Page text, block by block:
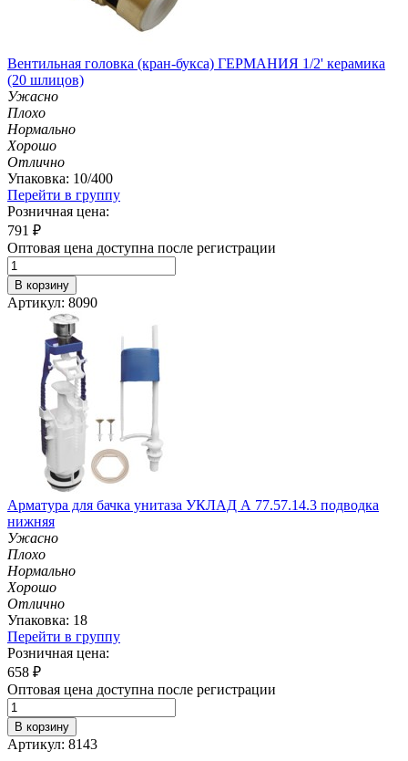
Вентильная головка (кран-букса) ГЕРМАНИЯ 1/2' керамика
(20 шлицов)
Ужасно
Плохо
Нормально
Хорошо
Отлично
Упаковка: 10/400
Перейти в группу
Розничная цена:
791 ₽
Оптовая цена доступна после регистрации
В корзину
Артикул: 8090
Арматура для бачка унитаза УКЛАД А 77.57.14.3 подводка
нижняя
Ужасно
Плохо
Нормально
Хорошо
Отлично
Упаковка: 18
Перейти в группу
Розничная цена:
658 ₽
Оптовая цена доступна после регистрации
В корзину
Артикул: 8143